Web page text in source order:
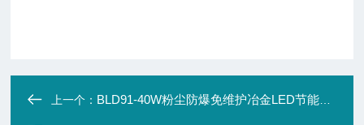
上一个： BLD91-40W粉尘防爆免维护冶金LED节能投光灯